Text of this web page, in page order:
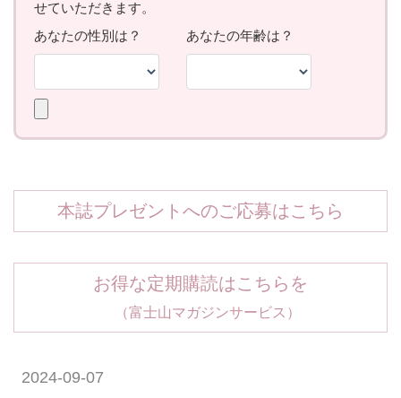
本誌プレゼントへのご応募はこちら
お得な定期購読はこちらを
（富士山マガジンサービス）
2024-09-07